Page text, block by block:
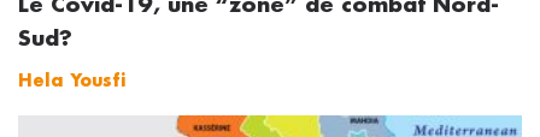
Sud?
Hela Yousfi